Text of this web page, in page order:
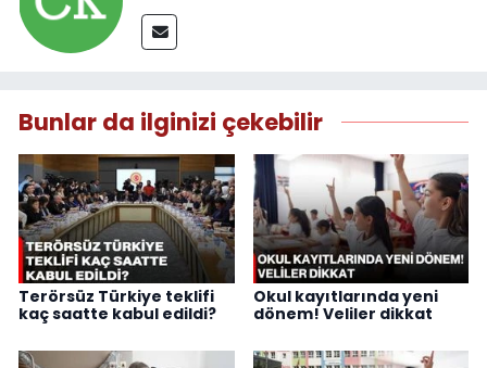
Bunlar da ilginizi çekebilir
Terörsüz Türkiye teklifi
kaç saatte kabul edildi?
Okul kayıtlarında yeni
dönem! Veliler dikkat